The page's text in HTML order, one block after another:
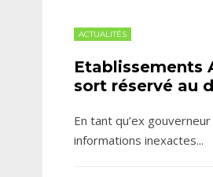
ACTUALITÉS
Etablissements
sort réservé au
En tant qu’ex
informations inexactes...